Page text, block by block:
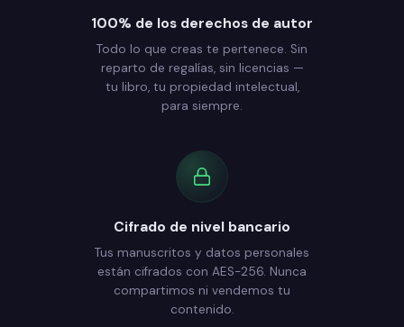
100% de los derechos de autor
Todo lo que creas te pertenece. Sin
reparto de regalías, sin licencias —
tu libro, tu propiedad intelectual,
para siempre.
Cifrado de nivel bancario
Tus manuscritos y datos personales
están cifrados con AES-256. Nunca
compartimos ni vendemos tu
contenido.